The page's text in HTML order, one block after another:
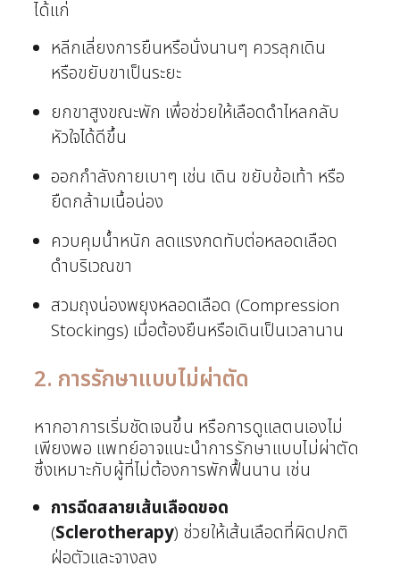
ได้แก่
หลีกเลี่ยงการยืนหรือนั่งนานๆ ควรลุกเดิน
หรือขยับขาเป็นระยะ
ยกขาสูงขณะพัก เพื่อช่วยให้เลือดดำไหลกลับ
หัวใจได้ดีขึ้น
ออกกำลังกายเบาๆ เช่น เดิน ขยับข้อเท้า หรือ
ยืดกล้ามเนื้อน่อง
ควบคุมน้ำหนัก ลดแรงกดทับต่อหลอดเลือด
ดำบริเวณขา
สวมถุงน่องพยุงหลอดเลือด (Compression
Stockings) เมื่อต้องยืนหรือเดินเป็นเวลานาน
2. การรักษาแบบไม่ผ่าตัด
หากอาการเริ่มชัดเจนขึ้น หรือการดูแลตนเองไม่
เพียงพอ แพทย์อาจแนะนำการรักษาแบบไม่ผ่าตัด
ซึ่งเหมาะกับผู้ที่ไม่ต้องการพักฟื้นนาน เช่น
การฉีดสลายเส้นเลือดขอด
(Sclerotherapy) ช่วยให้เส้นเลือดที่ผิดปกติ
ฝ่อตัวและจางลง